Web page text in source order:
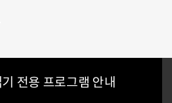
기 전용 프로그램 안내